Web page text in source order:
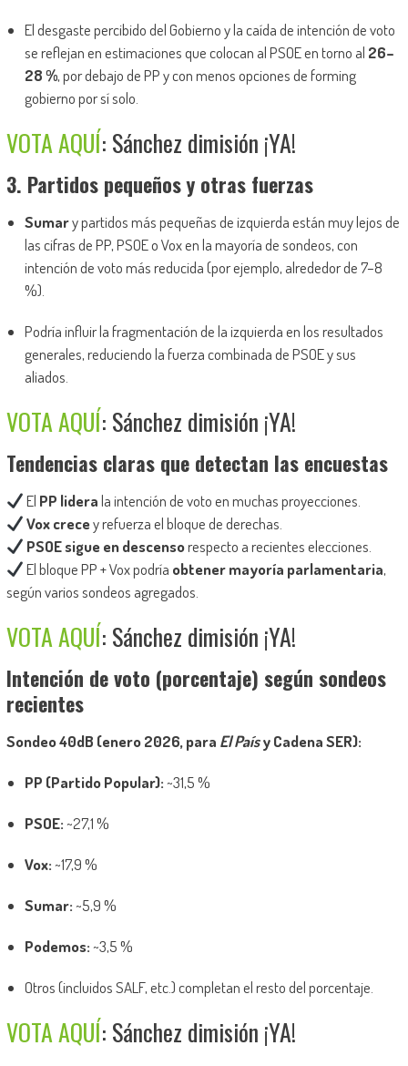
El desgaste percibido del Gobierno y la caída de intención de voto
se reflejan en estimaciones que colocan al PSOE en torno al 26–
28 %, por debajo de PP y con menos opciones de forming
gobierno por sí solo.
VOTA AQUÍ: Sánchez dimisión ¡YA!
3. Partidos pequeños y otras fuerzas
Sumary partidos más pequeñas de izquierda están muy lejos de
las cifras de PP, PSOE o Vox en la mayoría de sondeos, con
intención de voto más reducida (por ejemplo, alrededor de 7–8
%).
Podría influir la fragmentación de la izquierda en los resultados
generales, reduciendo la fuerza combinada de PSOE y sus
aliados.
VOTA AQUÍ: Sánchez dimisión ¡YA!
Tendencias claras que detectan las encuestas
El PP liderala intención de voto en muchas proyecciones.
Vox crecey refuerza el bloque de derechas.
PSOE sigue en descensorespecto a recientes elecciones.
El bloque PP + Vox podría obtener mayoría parlamentaria,
según varios sondeos agregados.
VOTA AQUÍ: Sánchez dimisión ¡YA!
Intención de voto (porcentaje) según sondeos
recientes
Sondeo 40dB (enero 2026, para El Paísy Cadena SER):
PP (Partido Popular):~31,5 %
PSOE:~27,1 %
Vox:~17,9 %
Sumar:~5,9 %
Podemos:~3,5 %
Otros (incluidos SALF, etc.) completan el resto del porcentaje.
VOTA AQUÍ: Sánchez dimisión ¡YA!